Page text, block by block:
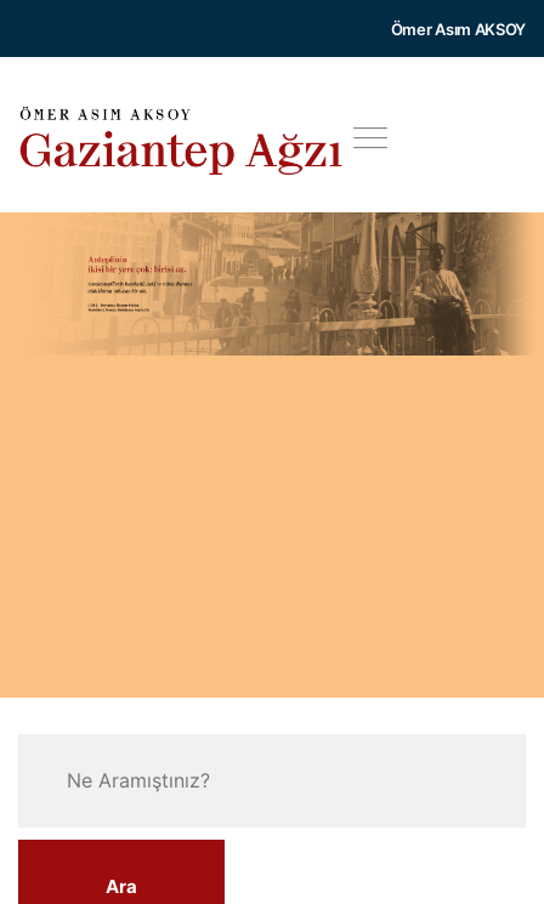
Ömer Asım AKSOY
Ara